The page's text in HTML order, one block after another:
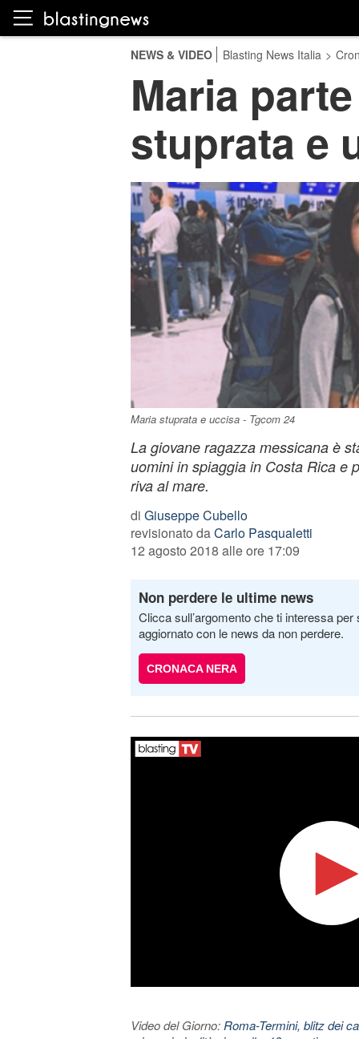
NEWS & VIDEO Blasting News Italia >
Maria
stuprata e
Maria stuprata e uccisa - Tgcom 24
La giovane ragazza messicana è
uomini in spiaggia in Costa Rica e
riva al mare.
di Giuseppe Cubello
revisionato daCarlo Pasqualetti
12 agosto 2018 alle ore 17:09
Non perdere le ultime news
Clicca sull’argomento che ti interessa
aggiornato con le news da non perdere.
CRONACA NERA
Video del Giorno: Roma-Termini, blitz dei